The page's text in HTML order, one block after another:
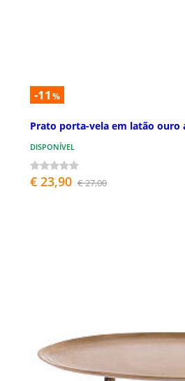
-11 %
Prato porta-vela em latão ouro
DISPONÍVEL
€ 23,90 € 27,00